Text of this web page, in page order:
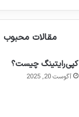
مقالات محبوب
کپی‌رایتینگ چیست؟
آگوست 20, 2025